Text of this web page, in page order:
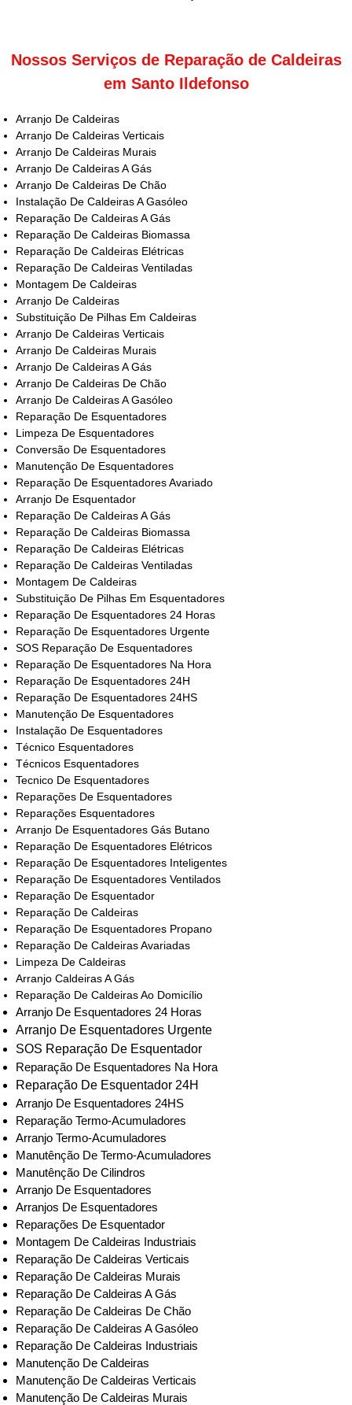
Nossos Serviços de Reparação de Caldeiras
em Santo Ildefonso
Arranjo De Caldeiras
Arranjo De Caldeiras Verticais
Arranjo De Caldeiras Murais
Arranjo De Caldeiras A Gás
Arranjo De Caldeiras De Chão
Instalação De Caldeiras A Gasóleo
Reparação De Caldeiras A Gás
Reparação De Caldeiras Biomassa
Reparação De Caldeiras Elétricas
Reparação De Caldeiras Ventiladas
Montagem De Caldeiras
Arranjo De Caldeiras
Substituição De Pilhas Em Caldeiras
Arranjo De Caldeiras Verticais
Arranjo De Caldeiras Murais
Arranjo De Caldeiras A Gás
Arranjo De Caldeiras De Chão
Arranjo De Caldeiras A Gasóleo
Reparação De Esquentadores
Limpeza De Esquentadores
Conversão De Esquentadores
Manutenção De Esquentadores
Reparação De Esquentadores Avariado
Arranjo De Esquentador
Reparação De Caldeiras A Gás
Reparação De Caldeiras Biomassa
Reparação De Caldeiras Elétricas
Reparação De Caldeiras Ventiladas
Montagem De Caldeiras
Substituição De Pilhas Em Esquentadores
Reparação De Esquentadores 24 Horas
Reparação De Esquentadores Urgente
SOS Reparação De Esquentadores
Reparação De Esquentadores Na Hora
Reparação De Esquentadores 24H
Reparação De Esquentadores 24HS
Manutenção De Esquentadores
Instalação De Esquentadores
Técnico Esquentadores
Técnicos Esquentadores
Tecnico De Esquentadores
Reparações De Esquentadores
Reparações Esquentadores
Arranjo De Esquentadores Gás Butano
Reparação De Esquentadores Elétricos
Reparação De Esquentadores Inteligentes
Reparação De Esquentadores Ventilados
Reparação De Esquentador
Reparação De Caldeiras
Reparação De Esquentadores Propano
Reparação De Caldeiras Avariadas
Limpeza De Caldeiras
Arranjo Caldeiras A Gás
Reparação De Caldeiras Ao Domicílio
Arranjo De Esquentadores 24 Horas
Arranjo De Esquentadores Urgente
SOS Reparação De Esquentador
Reparação De Esquentadores Na Hora
Reparação De Esquentador 24H
Arranjo De Esquentadores 24HS
Reparação Termo-Acumuladores
Arranjo Termo-Acumuladores
Manutênção De Termo-Acumuladores
Manutênção De Cilindros
Arranjo De Esquentadores
Arranjos De Esquentadores
Reparações De Esquentador
Montagem De Caldeiras Industriais
Reparação De Caldeiras Verticais
Reparação De Caldeiras Murais
Reparação De Caldeiras A Gás
Reparação De Caldeiras De Chão
Reparação De Caldeiras A Gasóleo
Reparação De Caldeiras Industriais
Manutenção De Caldeiras
Manutenção De Caldeiras Verticais
Manutenção De Caldeiras Murais